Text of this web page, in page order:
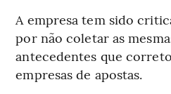
A empresa tem sido
por não coletar as
antecedentes que
empresas de apostas.